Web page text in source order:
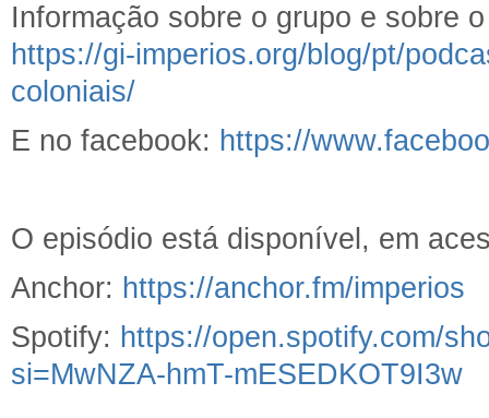
Informação sobre o grupo e sobre
https://gi-imperios.org/blog/pt/
coloniais/
E no facebook: https://
O episódio está disponível, em
Anchor: https://anchor.fm/imperios
Spotify: https://open.spotify.com/
si=MwNZA-hmT-mESEDKOT9I3w